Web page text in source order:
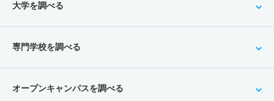
大学を調べる
専門学校を調べる
オープンキャンパスを調べる